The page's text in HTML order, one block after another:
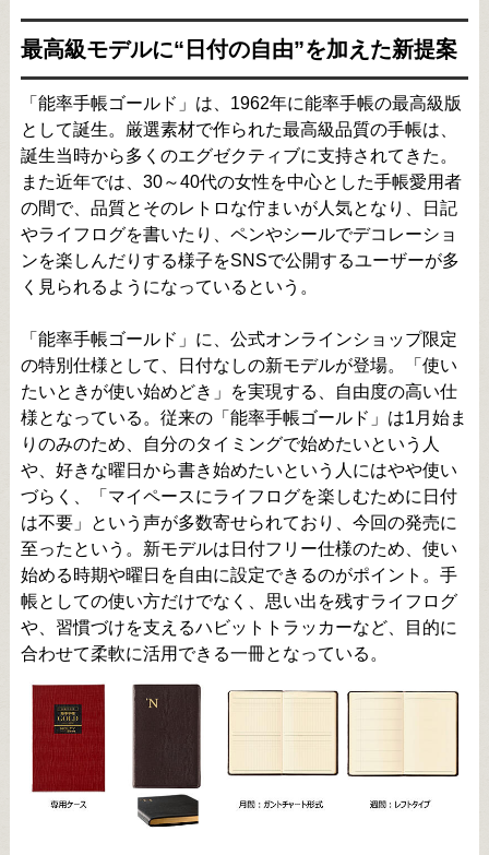
最高級モデルに“日付の自由”を加えた新提案
「能率手帳ゴールド」は、1962年に能率手帳の最高級版
として誕生。厳選素材で作られた最高級品質の手帳は、
誕生当時から多くのエグゼクティブに支持されてきた。
また近年では、30～40代の女性を中心とした手帳愛用者
の間で、品質とそのレトロな佇まいが人気となり、日記
やライフログを書いたり、ペンやシールでデコレーショ
ンを楽しんだりする様子をSNSで公開するユーザーが多
く見られるようになっているという。
「能率手帳ゴールド」に、公式オンラインショップ限定
の特別仕様として、日付なしの新モデルが登場。「使い
たいときが使い始めどき」を実現する、自由度の高い仕
様となっている。従来の「能率手帳ゴールド」は1月始ま
りのみのため、自分のタイミングで始めたいという人
や、好きな曜日から書き始めたいという人にはやや使い
づらく、「マイペースにライフログを楽しむために日付
は不要」という声が多数寄せられており、今回の発売に
至ったという。新モデルは日付フリー仕様のため、使い
始める時期や曜日を自由に設定できるのがポイント。手
帳としての使い方だけでなく、思い出を残すライフログ
や、習慣づけを支えるハビットトラッカーなど、目的に
合わせて柔軟に活用できる一冊となっている。